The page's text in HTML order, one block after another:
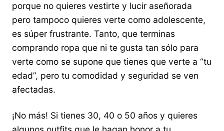
porque no quieres vestirte y lucir aseñorada
pero tampoco quieres verte como adolescente,
es súper frustrante. Tanto, que terminas
comprando ropa que ni te gusta tan sólo para
verte como se supone que tienes que verte a “tu
edad”, pero tu comodidad y seguridad se ven
afectadas.
¡No más! Si tienes 30, 40 o 50 años y quieres